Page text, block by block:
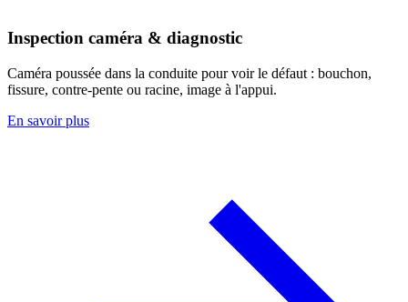
Inspection caméra & diagnostic
Caméra poussée dans la conduite pour voir le défaut : bouchon,
fissure, contre-pente ou racine, image à l'appui.
En savoir plus